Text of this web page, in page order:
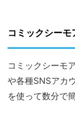
コミックシーモ
コミックシーモ
や各種SNSアカ
を使って数分で